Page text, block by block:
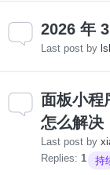
2026 年
Last post by
面板小程
怎么解决
Last post by
Replies: 1 持